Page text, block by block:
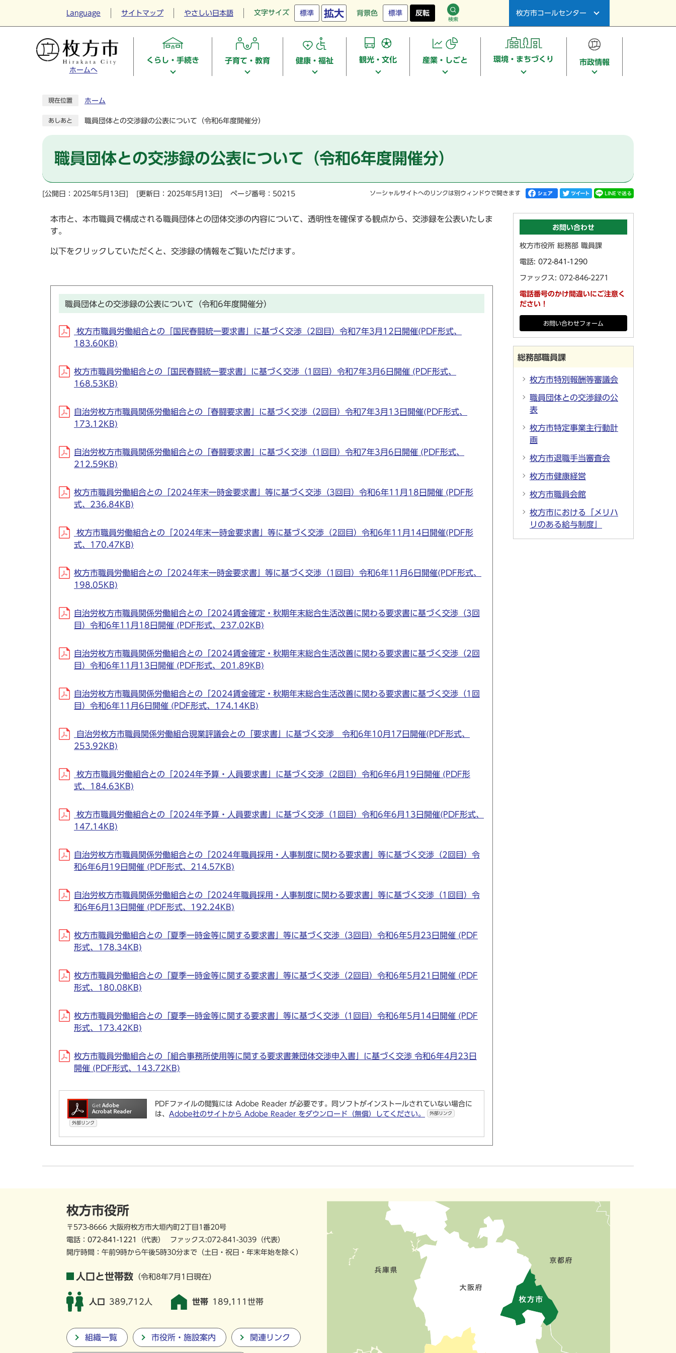
Language サイトマップ やさしい日本語 文字サイズ 標準 拡大 背景色 標準 反転
検索
枚方市コールセンター
ホームへ
くらし・手続き 子育て・教育 健康・福祉 観光・文化 産業・しごと 環境・まちづくり 市政情報
現在位置 ホーム
あしあと 職員団体との交渉録の公表について（令和6年度開催分）
職員団体との交渉録の公表について（令和6年度開催分）
[公開日：2025年5月13日] [更新日：2025年5月13日] ページ番号：50215 ソーシャルサイトへのリンクは別ウィンドウで開きます
本市と、本市職員で構成される職員団体との団体交渉の内容について、透明性を確保する観点から、交渉録を公表いたしま
す。
以下をクリックしていただくと、交渉録の情報をご覧いただけます。
職員団体との交渉録の公表について（令和6年度開催分）
枚方市職員労働組合との「国民春闘統一要求書」に基づく交渉（2回目）令和7年3月12日開催(PDF形式、
183.60KB)
枚方市職員労働組合との「国民春闘統一要求書」に基づく交渉（1回目）令和7年3月6日開催 (PDF形式、
168.53KB)
自治労枚方市職員関係労働組合との「春闘要求書」に基づく交渉（2回目）令和7年3月13日開催(PDF形式、
173.12KB)
自治労枚方市職員関係労働組合との「春闘要求書」に基づく交渉（1回目）令和7年3月6日開催 (PDF形式、
212.59KB)
枚方市職員労働組合との「2024年末一時金要求書」等に基づく交渉（3回目）令和6年11月18日開催 (PDF形
式、236.84KB)
枚方市職員労働組合との「2024年末一時金要求書」等に基づく交渉（2回目）令和6年11月14日開催(PDF形
式、170.47KB)
枚方市職員労働組合との「2024年末一時金要求書」等に基づく交渉（1回目）令和6年11月6日開催(PDF形式、
198.05KB)
自治労枚方市職員関係労働組合との「2024賃金確定・秋期年末総合生活改善に関わる要求書に基づく交渉（3回
目）令和6年11月18日開催 (PDF形式、237.02KB)
自治労枚方市職員関係労働組合との「2024賃金確定・秋期年末総合生活改善に関わる要求書に基づく交渉（2回
目）令和6年11月13日開催 (PDF形式、201.89KB)
自治労枚方市職員関係労働組合との「2024賃金確定・秋期年末総合生活改善に関わる要求書に基づく交渉（1回
目）令和6年11月6日開催 (PDF形式、174.14KB)
自治労枚方市職員関係労働組合現業評議会との「要求書」に基づく交渉 令和6年10月17日開催(PDF形式、
253.92KB)
枚方市職員労働組合との「2024年予算・人員要求書」に基づく交渉（2回目）令和6年6月19日開催 (PDF形
式、184.63KB)
枚方市職員労働組合との「2024年予算・人員要求書」に基づく交渉（1回目）令和6年6月13日開催(PDF形式、
147.14KB)
自治労枚方市職員関係労働組合との「2024年職員採用・人事制度に関わる要求書」等に基づく交渉（2回目）令
和6年6月19日開催 (PDF形式、214.57KB)
自治労枚方市職員関係労働組合との「2024年職員採用・人事制度に関わる要求書」等に基づく交渉（1回目）令
和6年6月13日開催 (PDF形式、192.24KB)
枚方市職員労働組合との「夏季一時金等に関する要求書」等に基づく交渉（3回目）令和6年5月23日開催 (PDF
形式、178.34KB)
枚方市職員労働組合との「夏季一時金等に関する要求書」等に基づく交渉（2回目）令和6年5月21日開催 (PDF
形式、180.08KB)
枚方市職員労働組合との「夏季一時金等に関する要求書」等に基づく交渉（1回目）令和6年5月14日開催 (PDF
形式、173.42KB)
枚方市職員労働組合との「組合事務所使用等に関する要求書兼団体交渉申入書」に基づく交渉 令和6年4月23日
開催 (PDF形式、143.72KB)
外部リンク
PDFファイルの閲覧には Adobe Reader が必要です。同ソフトがインストールされていない場合に
は、 Adobe社のサイトから Adobe Reader をダウンロード（無償）してください。 外部リンク
お問い合わせ
枚方市役所 総務部 職員課
電話: 072-841-1290
ファックス: 072-846-2271
電話番号のかけ間違いにご注意く
ださい！
お問い合わせフォーム
総務部職員課
枚方市特別報酬等審議会
職員団体との交渉録の公
表
枚方市特定事業主行動計
画
枚方市退職手当審査会
枚方市健康経営
枚方市職員会館
枚方市における「メリハ
リのある給与制度」
枚方市役所
〒573-8666 大阪府枚方市大垣内町2丁目1番20号
電話： 072-841-1221 （代表） ファックス:072-841-3039（代表）
開庁時間：午前9時から午後5時30分まで （土日・祝日・年末年始を除く）
人口と世帯数 （令和8年7月1日現在）
人口 389,712人 世帯 189,111世帯
組織一覧 市役所・施設案内 関連リンク